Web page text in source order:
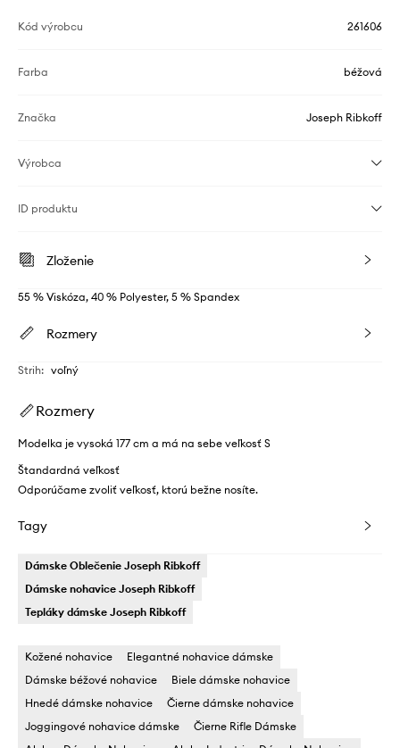
Kód výrobcu 261606
Farba béžová
Značka Joseph Ribkoff
Výrobca
ID produktu
Zloženie
55 % Viskóza, 40 % Polyester, 5 % Spandex
Rozmery
Strih: voľný
Rozmery
Modelka je vysoká 177 cm a má na sebe veľkosť S
Štandardná veľkosť
Odporúčame zvoliť veľkosť, ktorú bežne nosíte.
Tagy
Dámske Oblečenie Joseph Ribkoff
Dámske nohavice Joseph Ribkoff
Tepláky dámske Joseph Ribkoff
Kožené nohavice
Elegantné nohavice dámske
Dámske béžové nohavice
Biele dámske nohavice
Hnedé dámske nohavice
Čierne dámske nohavice
Joggingové nohavice dámske
Čierne Rifle Dámske